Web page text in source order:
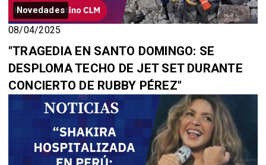
Novedades
08/04/2025
"TRAGEDIA EN SANTO DOMINGO: SE
DESPLOMA TECHO DE JET SET DURANTE
CONCIERTO DE RUBBY PÉREZ"